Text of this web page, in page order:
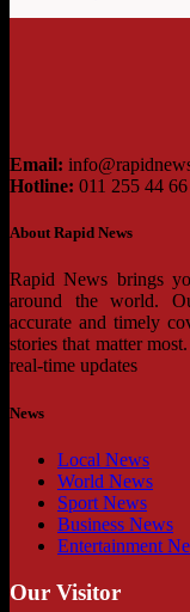
Email:
Hotline: 011 255 44 66
About Rapid News
Rapid News brings
around the world.
accurate and timely
stories that matter
real-time updates
News
Local News
World News
Sport News
Business News
Entertainment
Our Visitor